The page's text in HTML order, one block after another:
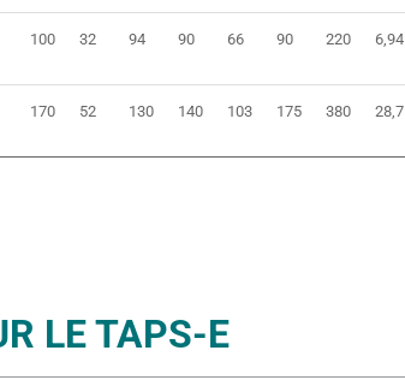
100 32 94 90 66 90 220 6,94
170 52 130 140 103 175 380 28,7
LE TAPS-E